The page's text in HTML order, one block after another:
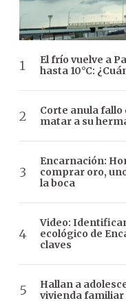
El frío vuelve a
hasta 10°C:
Corte anula fallo
matar a su
Encarnación:
comprar oro,
la boca
Video:
ecológico de
claves
Hallan a
vivienda familiar